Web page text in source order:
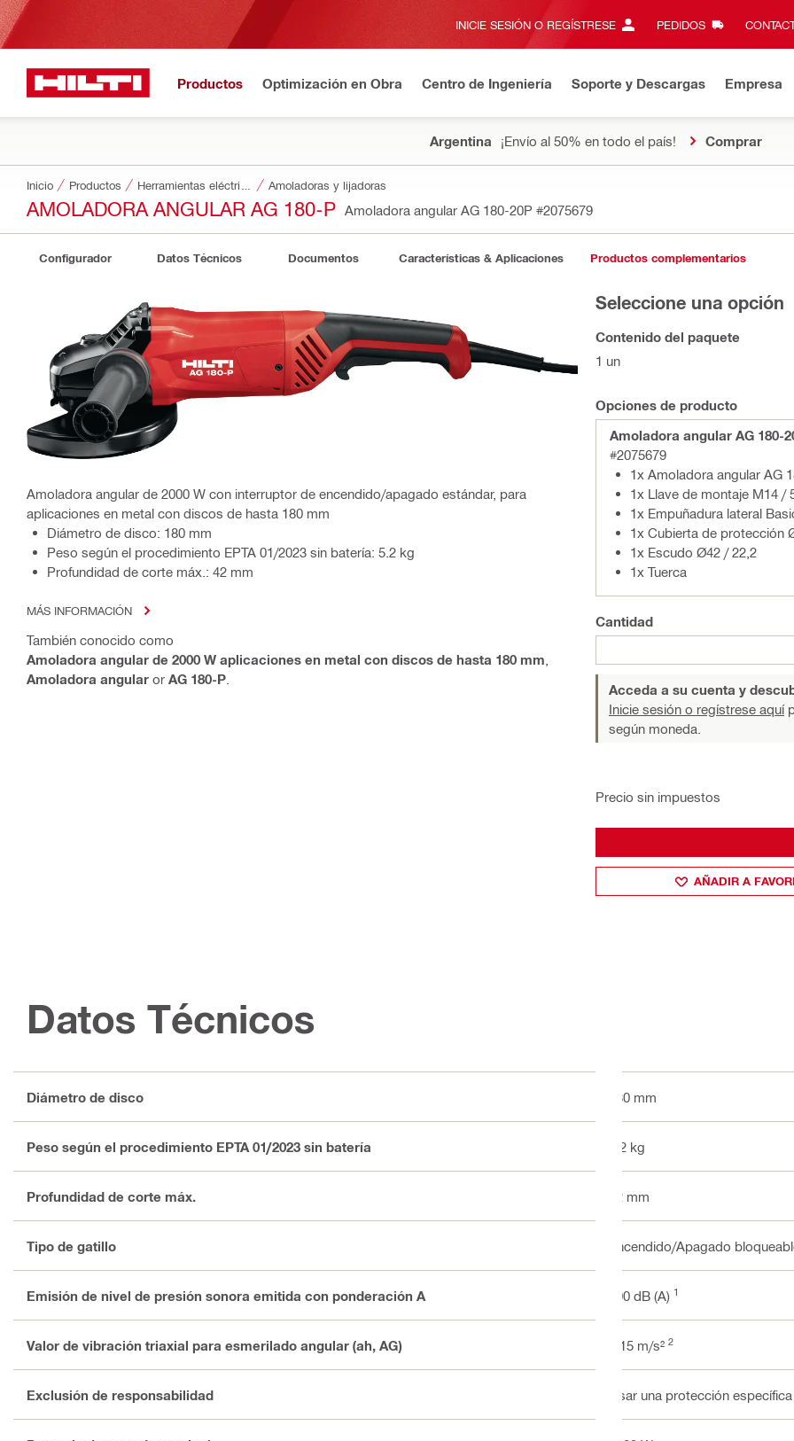
INICIE SESIÓN O REGÍSTRESE PEDIDOS
Productos Optimización en Obra Centro de Ingeniería Soporte y Descargas Empresa
Argentina ¡Envío al 50% en todo el país! Comprar
Inicio Productos Amoladoras y lijadoras
AMOLADORA ANGULAR AG 180-P Amoladora angular AG 180-20P #2075679
Configurador Datos Técnicos Documentos Características & Aplicaciones Productos complementarios
Amoladora angular de 2000 W con interruptor de encendido/apagado estándar, para
aplicaciones en metal con discos de hasta 180 mm
Diámetro de disco: 180 mm
Peso según el procedimiento EPTA 01/2023 sin batería: 5.2 kg
Profundidad de corte máx.: 42 mm
MÁS INFORMACIÓN
También conocido como
Amoladora angular de 2000 W aplicaciones en metal con discos de hasta 180 mm
Amoladora angular or AG 180-P
Seleccione una opción
Contenido del paquete
1 un
Opciones de producto
Amoladora angular AG 180-
#2075679
1x Amoladora angular AG
1x Llave de montaje M14 /
1x Empuñadura lateral
1x Cubierta de protección
1x Escudo Ø42 / 22,2
1x Tuerca
Cantidad
Acceda a su cuenta y
Inicie sesión o regístrese aquí
según moneda.
Precio sin impuestos
AÑADIR A
Datos Técnicos
Diámetro de disco 180 mm
Peso según el procedimiento EPTA 01/2023 sin batería 5.2 kg
Profundidad de corte máx. 42 mm
Tipo de gatillo Encendido/Apagado
Emisión de nivel de presión sonora emitida con ponderación A 100 dB (A) 1
Valor de vibración triaxial para esmerilado angular (ah, AG) 6.15 m/s² 2
Exclusión de responsabilidad Usar una protección